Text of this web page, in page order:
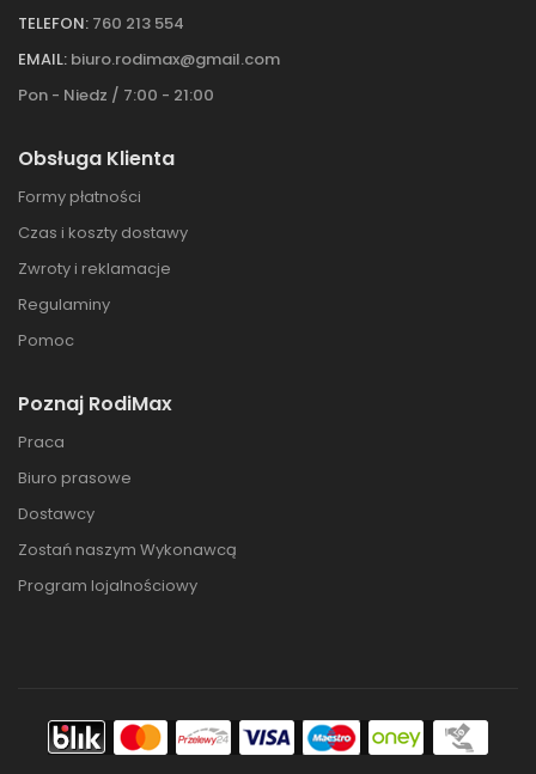
TELEFON: 760 213 554
EMAIL: biuro.rodimax@gmail.com
Pon - Niedz / 7:00 - 21:00
Obsługa Klienta
Formy płatności
Czas i koszty dostawy
Zwroty i reklamacje
Regulaminy
Pomoc
Poznaj RodiMax
Praca
Biuro prasowe
Dostawcy
Zostań naszym Wykonawcą
Program lojalnościowy